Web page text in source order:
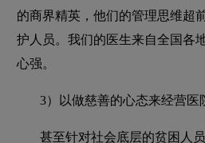
的商界精英，他们的管理思维超
护人员。我们的医生来自全国各
心强。
3）以做慈善的心态来经营医
甚至针对社会底层的贫困人员